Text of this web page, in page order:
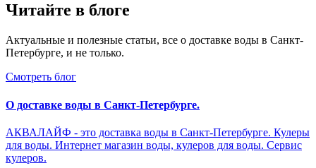
Читайте в блоге
Актуальные и полезные статьи, все о доставке воды в Санкт-
Петербурге, и не только.
Смотреть блог
О доставке воды в Санкт-Петербурге.
АКВАЛАЙФ - это доставка воды в Санкт-Петербурге. Кулеры
для воды. Интернет магазин воды, кулеров для воды. Сервис
кулеров.